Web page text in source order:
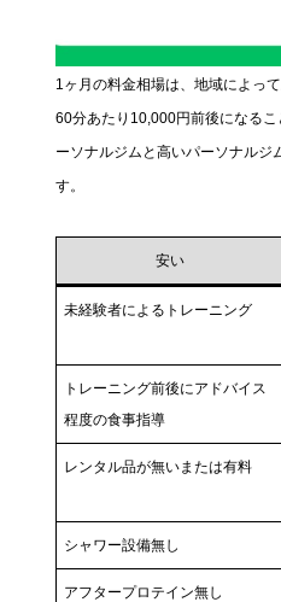
1ヶ月の料金相場は、地域によっ
60分あたり10,000円前後になる
ーソナルジムと高いパーソナルジ
す。
安い
未経験者によるトレーニング
トレーニング前後にアドバイス
程度の食事指導
レンタル品が無いまたは有料
シャワー設備無し
アフタープロテイン無し